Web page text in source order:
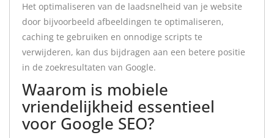
Het optimaliseren van de laadsnelheid van je website
door bijvoorbeeld afbeeldingen te optimaliseren,
caching te gebruiken en onnodige scripts te
verwijderen, kan dus bijdragen aan een betere positie
in de zoekresultaten van Google.
Waarom is mobiele
vriendelijkheid essentieel
voor Google SEO?